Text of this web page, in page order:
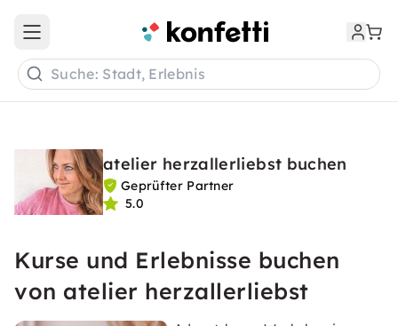
Open main menu
Suche: Stadt, Erlebnis
atelier herzallerliebst buchen
Geprüfter Partner
5.0
Kurse und Erlebnisse buchen
von atelier herzallerliebst